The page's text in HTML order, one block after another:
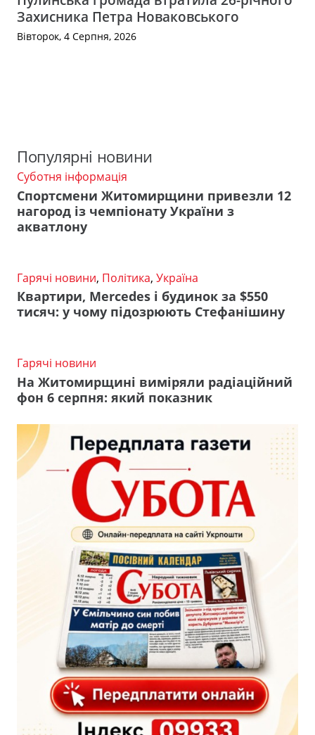
Захисника Петра Новаковського
Вівторок, 4 Серпня, 2026
Популярні новини
Суботня інформація
Спортсмени Житомирщини привезли 12
нагород із чемпіонату України з
акватлону
Гарячі новини, Політика, Україна
Квартири, Mercedes і будинок за $550
тисяч: у чому підозрюють Стефанішину
Гарячі новини
На Житомирщині виміряли радіаційний
фон 6 серпня: який показник